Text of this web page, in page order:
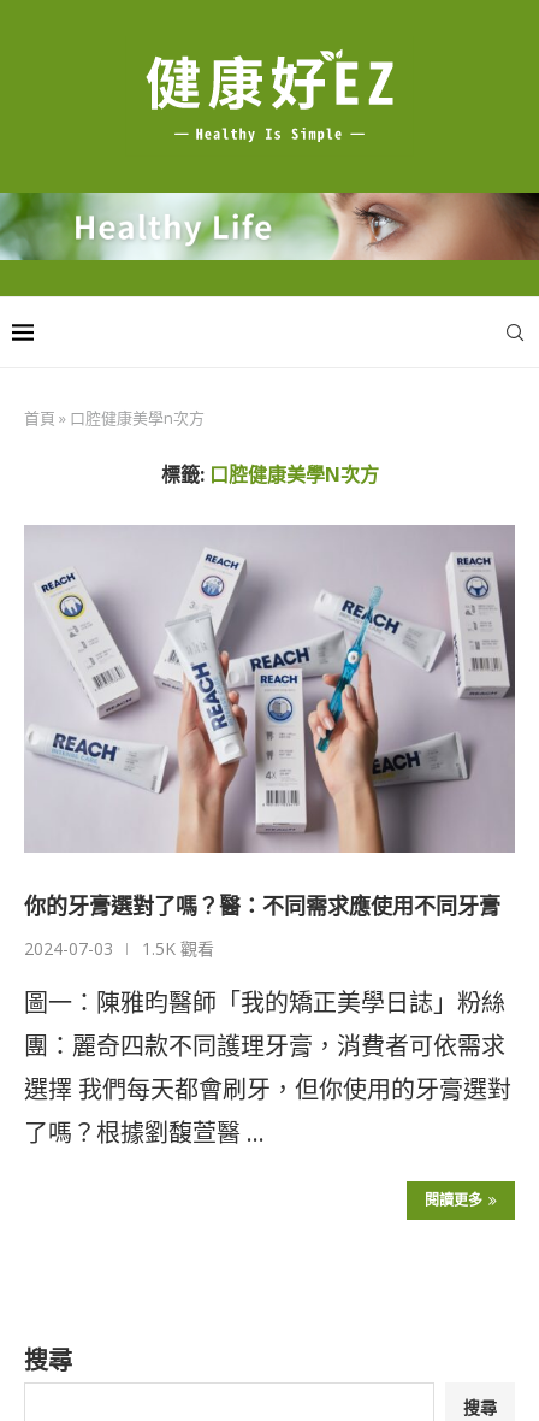
首頁 » 口腔健康美學n次方
標籤: 口腔健康美學N次方
你的牙膏選對了嗎？醫：不同需求應使用不同牙膏
2024-07-03 1.5K 觀看
圖一：陳雅昀醫師「我的矯正美學日誌」粉絲
團：麗奇四款不同護理牙膏，消費者可依需求
選擇 我們每天都會刷牙，但你使用的牙膏選對
了嗎？根據劉馥萱醫 …
閱讀更多
搜尋
搜尋